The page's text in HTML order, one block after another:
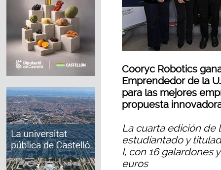
Cooryc Robotics
Emprendedor de la
para las mejores
propuesta
La cuarta edición de
estudiantado y
I, con 16 galardones
euros